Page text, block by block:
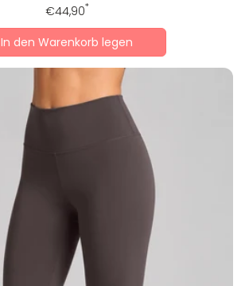
Regulärer
Preis
€44,90*
In den Warenkorb legen